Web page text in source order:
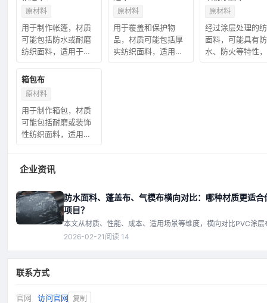
原材料
用于制作帐篷，材质
可能包括防水或耐磨
纺织面料，适用于户
原材料
用于覆盖和保护物
品，材质可能包括厚
实纺织面料，适用于
原材料
经过涂层处理的
面料，可能具有防
水、防火等特性
箱包布
原材料
用于制作箱包，材质
可能包括耐磨或装饰
性纺织面料，适用于
企业资讯
防水面料、蓬盖布、气模布横向对比：哪种材质更适合
项目？
本文从材质、性能、成本、适用场景等维度，横向对比PVC涂层
PE布、TPU布三类常见防水面料，分析蓬盖布与气模布的特殊
2026-02-21 阅读 14
联系方式
官网 访问官网 复制